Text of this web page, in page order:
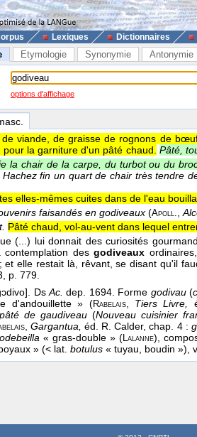
Lexiques Dictionnaires
Etymologie Synonymie Antonymie
options d'affichage
de viande, de graisse de rognons de
la garniture d'un pâté chaud. Pâté,
la chair de la carpe, du turbot ou du
fin un quart de chair très tendre
elles-mêmes cuites dans de l'eau
faisandés en godiveaux (Apoll.
Pâté chaud, vol-au-vent dans lequel
(...) lui donnait des curiosités
contemplation desgodiveaux
et elle restait là, rêvant, se disant qu'il
, p. 779.
DsAc.dep. 1694. Forme godivau (
d'andouillette » (Rabelais, Tiers Livre,
pâté de gaudiveau (Nouveau cuisinier
,Gargantua,éd. R. Calder, chap. 4 :
« gras-double » (Lalanne),
» (< lat. botulus « tuyau, boudin »),